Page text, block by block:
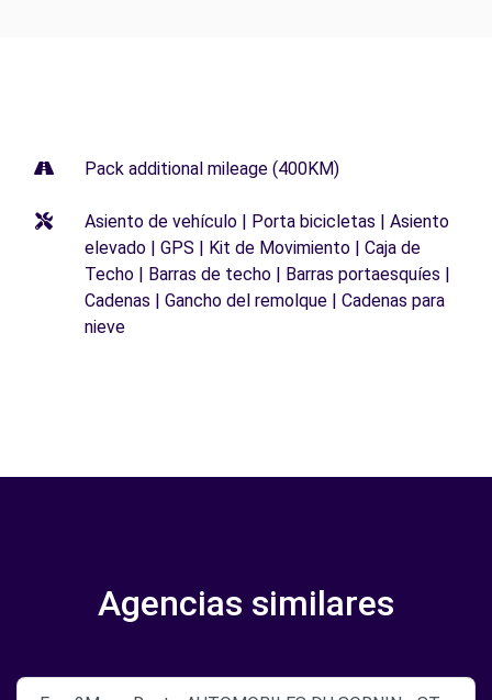
Pack additional mileage (400KM)
Asiento de vehículo | Porta bicicletas | Asiento
elevado | GPS | Kit de Movimiento | Caja de
Techo | Barras de techo | Barras portaesquíes |
Cadenas | Gancho del remolque | Cadenas para
nieve
Agencias similares